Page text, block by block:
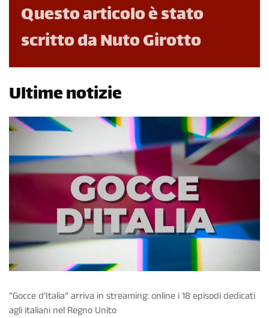
Questo articolo è stato
scritto da Nuto Girotto
Ultime notizie
“Gocce d’Italia” arriva in streaming: online i 18 episodi dedicati
agli italiani nel Regno Unito